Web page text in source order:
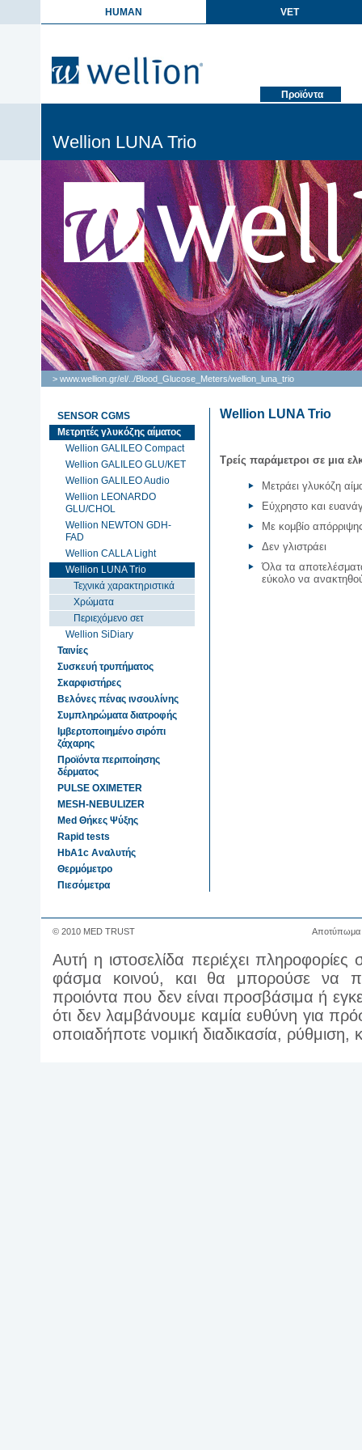
HUMAN VET
Προϊόντα
Wellion LUNA Trio
> www.wellion.gr/el/ /Blood_Glucose_Meters/wellion_luna_trio
SENSOR CGMS
Μετρητές γλυκόζης αίματος
Wellion GALILEO Compact
Wellion GALILEO GLU/KET
Wellion GALILEO Audio
Wellion LEONARDO
GLU/CHOL
Wellion NEWTON GDH-
FAD
Wellion CALLA Light
Wellion LUNA Trio
Τεχνικά χαρακτηριστικά
Χρώματα
Περιεχόμενο σετ
Wellion SiDiary
Ταινίες
Συσκευή τρυπήματος
Σκαρφιστήρες
Βελόνες πένας ινσουλίνης
Συμπληρώματα διατροφής
Ιμβερτοποιημένο σιρόπι
ζάχαρης
Προϊόντα περιποίησης
δέρματος
PULSE OXIMETER
MESH-NEBULIZER
Med Θήκες Ψύξης
Rapid tests
HbA1c Αναλυτής
Θερμόμετρο
Πιεσόμετρα
Wellion LUNA Trio
Τρείς παράμετροι σε μια
Μετράει γλυκόζη
Εύχρηστο και
Με κομβίο απόρριψης
Δεν γλιστράει
Όλα τα
εύκολο να
© 2010 MED TRUST Αποτύπωμα
Αυτή η ιστοσελίδα περιέχει
φάσμα κοινού, και θα μπορούσε να
προιόντα που δεν είναι προσβάσιμα ή
ότι δεν λαμβάνουμε καμία ευθύνη για
οποιαδήποτε νομική διαδικασία,